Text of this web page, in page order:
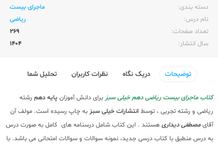
دسته بندی:
ماجرای بیست
نام درس:
ریاضی
تعداد صفحات:‌
269
سال انتشار:‌
1404
توضیحات دریک نگاه نظرات کاربران تحلیل شما
کتاب ماجرای بیست ریاضی دهم خیلی سبزبرای دانش آموزان پایه دهم رشته
ریاضی و رشته تجربی ، توسط انتشارات خیلی سبز به چاپ رسیده است. مولف آن
آقایمصطفی دیداری هستند . این کتاب شامل درسنامه های کامل به صورت درس
به درس منطبق با کتاب درسی جدید، نمونه سوالات و سوالات امتحانی می باشد. با